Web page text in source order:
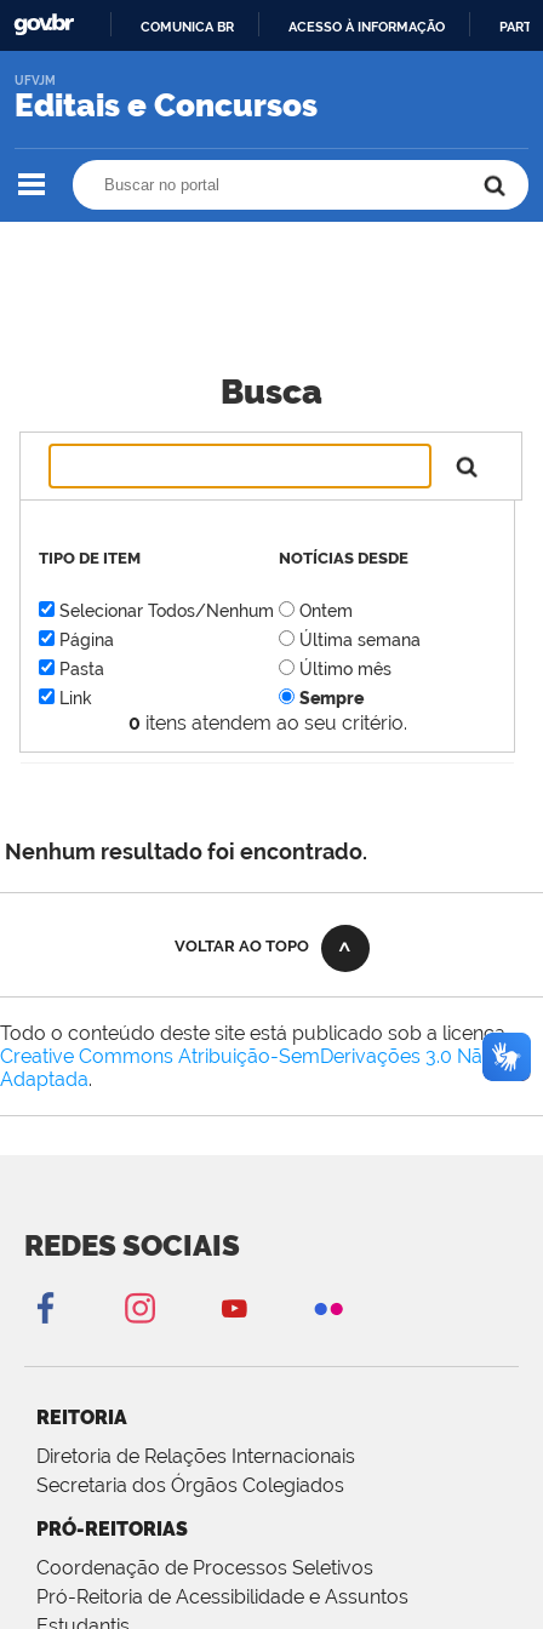
O
COMUNICA BR ACESSO À INFORMAÇÃO
Editais e Concursos
UFVJM
Busca
0 itens atendem ao seu critério.
TIPO DE ITEM
Selecionar Todos/Nenhum
Página
Pasta
Link
NOTÍCIAS DESDE
Ontem
Última semana
Último mês
Sempre
Nenhum resultado foi encontrado.
VOLTAR AO TOPO
Todo o conteúdo deste site está publicado sob a licença
Creative Commons Atribuição-SemDerivações 3.0 Não
Adaptada.
REDES SOCIAIS
REITORIA
Diretoria de Relações Internacionais
Secretaria dos Órgãos Colegiados
PRÓ-REITORIAS
Coordenação de Processos Seletivos
Pró-Reitoria de Acessibilidade e Assuntos